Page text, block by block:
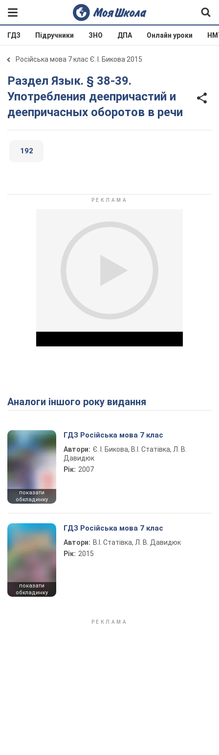
ГДЗ Підручники ЗНО ДПА Онлайн уроки
Російська мова 7 клас Є. І. Бикова 2015
Раздел Язык. § 38-39.
Употребления деепричастий и
деепричасных оборотов в речи
192
Play Video
Аналоги іншого року видання
показати
обкладинку
ГДЗ Російська мова 7 клас
Автори: Є. І. Бикова, В.І. Статівка, Л. В.
Давидюк
Рік: 2007
показати
обкладинку
ГДЗ Російська мова 7 клас
Автори:
В.І. Статівка, Л. В. Давидюк
Рік: 2015